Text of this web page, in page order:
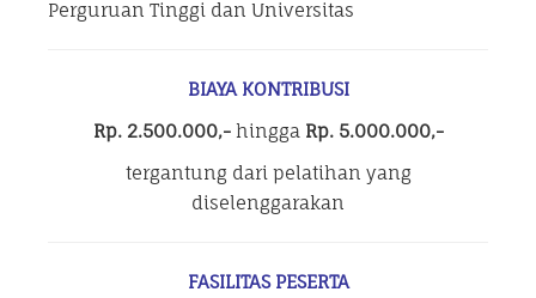
Perguruan Tinggi dan Universitas
BIAYA KONTRIBUSI
Rp. 2.500.000,- hingga Rp. 5.000.000,-
tergantung dari pelatihan yang
diselenggarakan
FASILITAS PESERTA